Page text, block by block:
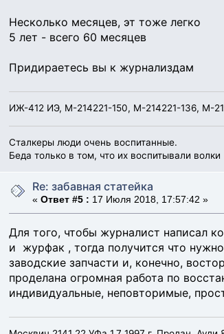
Несколько месяцев, эт тоже легко
5 лет - всего 60 месяцев
Придираетесь вы к журнализдам
ИЖ-412 ИЭ, М-214221-150, М-214221-136, М-
Сталкеры люди очень воспитанные.
Беда только в том, что их воспитывали волки
Re: забавная статейка
« Ответ #5 : 17 Июля 2018, 17:57:42 »
Для того, чтобы журналист написал
и журфак , тогда получится что
заводские запчасти и, конечно,
проделана огромная работа по
индивидуальные, неповторимые,